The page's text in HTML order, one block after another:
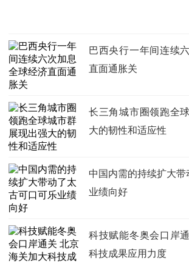
巴西央行一年间连续
直面通胀关
长三角城市圈领跑全
大的韧性和适应性
中国内需的持续扩大
业绩向好
科技赋能冬奥会口岸
科技成果应用力度